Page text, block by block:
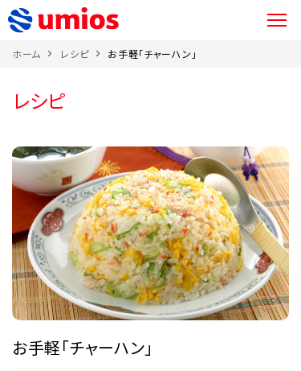
ホーム レシピ お手軽「チャーハン」
レシピ
お手軽「チャーハン」